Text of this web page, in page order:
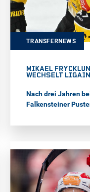
Armani, Goalie-
Goller und
Daniel Peruzzo.
TRANSFERNEWS
MIKAEL
WECHSELT
Nach drei Jahren
Falkensteiner
Liga-Neuling
verbuchte der
95 Punkte. Mit dem
italienischen
nahm der 33-